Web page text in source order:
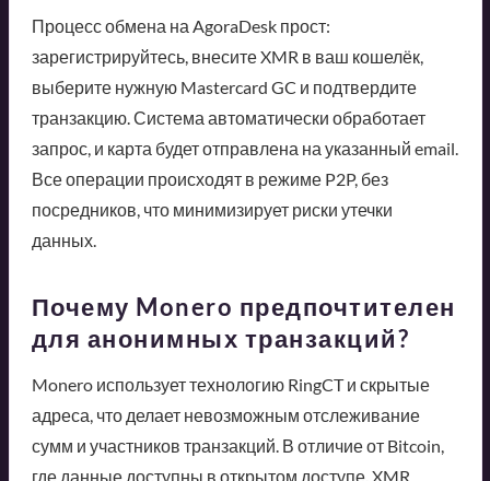
Процесс обмена на AgoraDesk прост:
зарегистрируйтесь, внесите XMR в ваш кошелёк,
выберите нужную Mastercard GC и подтвердите
транзакцию. Система автоматически обработает
запрос, и карта будет отправлена на указанный email.
Все операции происходят в режиме P2P, без
посредников, что минимизирует риски утечки
данных.
Почему Monero предпочтителен
для анонимных транзакций?
Monero использует технологию RingCT и скрытые
адреса, что делает невозможным отслеживание
сумм и участников транзакций. В отличие от Bitcoin,
где данные доступны в открытом доступе, XMR